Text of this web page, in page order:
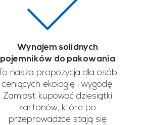
Wynajem solidnych
pojemników do pakowania
To nasza propozycja dla osób
ceniących ekologię i wygodę.
Zamiast kupować dziesiątki
kartonów, które po
przeprowadzce stają się